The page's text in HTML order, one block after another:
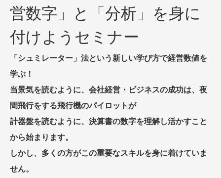
営数字」と「分析」を身に
付けようセミナー​
「シュミレーター」法という新しい学び方で経営数値を
学ぶ！
当景気を読むように、会社経営・ビジネスの成功は、夜
間飛行をする飛行機のパイロットが
計器盤を読むように、決算書の数字を理解し活かすこと
から始まります。
しかし、多くの方がこの重要なスキルを身に着けていま
せん。